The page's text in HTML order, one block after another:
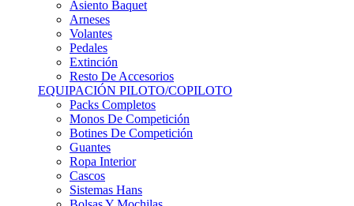
Volantes
Pedales
Extinción
Resto De Accesorios
EQUIPACIÓN PILOTO/COPILOTO
Packs Completos
Monos De Competición
Botines De Competición
Guantes
Ropa Interior
Cascos
Sistemas Hans
Bolsas Y Mochilas
Equipación Para Mecánicos